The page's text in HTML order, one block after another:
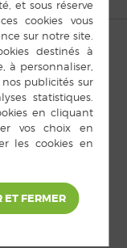
|Plan du site